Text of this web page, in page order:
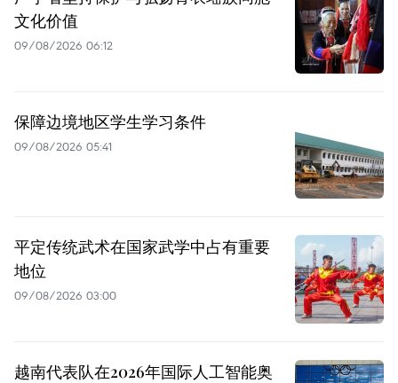
文化价值
09/08/2026 06:12
保障边境地区学生学习条件
09/08/2026 05:41
平定传统武术在国家武学中占有重要
地位
09/08/2026 03:00
越南代表队在2026年国际人工智能奥